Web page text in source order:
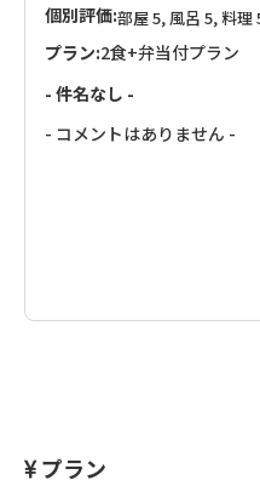
個別評価:部屋 5, 風呂 5, 料理
プラン:2食+弁当付プラン
- 件名なし -
- コメントはありません -
プラン